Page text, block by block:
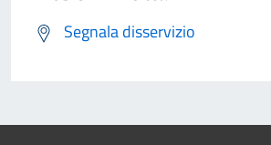
Segnala disservizio